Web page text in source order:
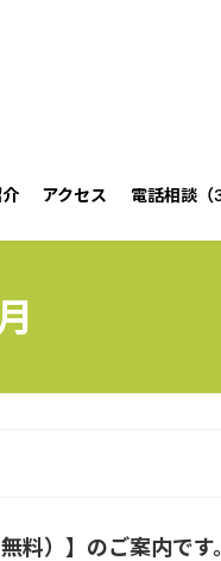
アクセス 電話相談（
料）】のご案内で